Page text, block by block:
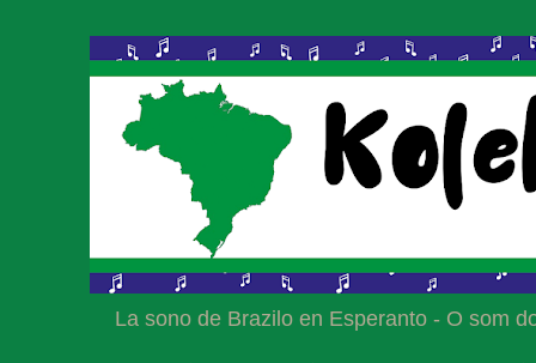
La sono de Brazilo en Esperanto - O som